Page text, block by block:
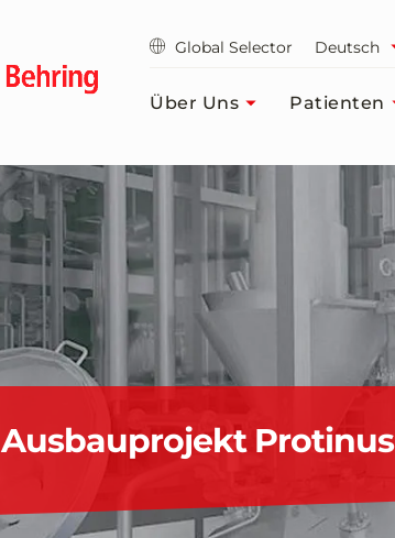
Global Selector Deutsch
Über Uns Patienten
Ausbauprojekt Protinus